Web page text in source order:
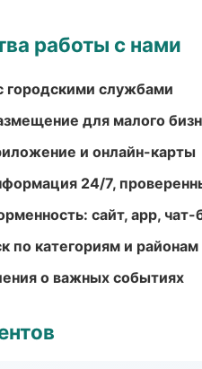
работы с нами
городскими службами
для малого
и онлайн-карты
24/7,
сайт, app, чат-
по категориям и районам
о важных событиях